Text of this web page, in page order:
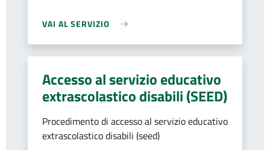
VAI AL SERVIZIO
Accesso al servizio educativo
extrascolastico disabili (SEED)
Procedimento di accesso al servizio educativo
extrascolastico disabili (seed)